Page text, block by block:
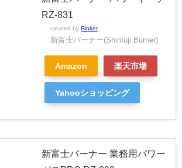
RZ-831
created by Rinker
新富士バーナー(Shinfuji Burner)
Amazon 楽天市場
Yahooショッピング
新富士バーナー 業務用パワー